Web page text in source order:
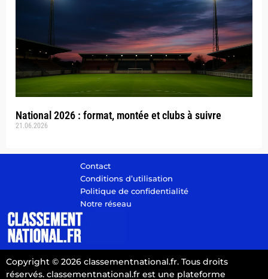
National 2026 : format, montée et clubs à suivre
21.06.2026
Contact
Conditions d’utilisation
Politique de confidentialité
Notre réseau
Copyright © 2026 classementnational.fr. Tous droits
réservés. classementnational.fr est une plateforme